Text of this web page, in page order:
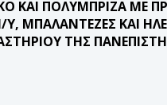
ΚΑΙ ΠΟΛΥΜΠΡΙΖΑ ΜΕ
ΜΠΑΛΑΝΤΕΖΕΣ ΚΑΙ
ΤΗΣ